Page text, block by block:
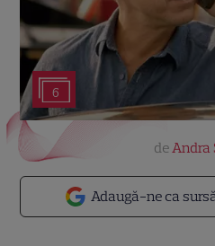
6
Adaugă-ne ca
deAndra